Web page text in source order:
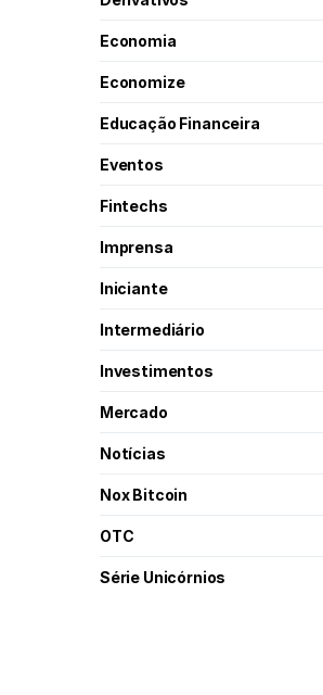
Economia
Economize
Educação Financeira
Eventos
Fintechs
Imprensa
Iniciante
Intermediário
Investimentos
Mercado
Notícias
Nox Bitcoin
OTC
Série Unicórnios